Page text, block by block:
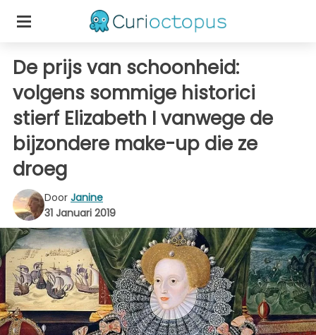
De prijs van schoonheid:
volgens sommige historici
stierf Elizabeth I vanwege de
bijzondere make-up die ze
droeg
Door Janine
31 Januari 2019